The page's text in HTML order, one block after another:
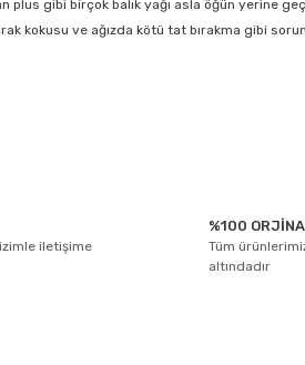
plus gibi birçok balık yağı asla öğün yerine
kokusu ve ağızda kötü tat bırakma gibi
iletişime
%100
Tüm
altındadır